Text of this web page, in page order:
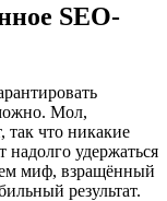
SEO-
Мол,
так что никакие
удержаться
миф, взращённый
результат.